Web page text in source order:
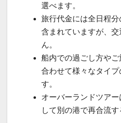
選べます。
旅行代金には全日程
含まれていますが、
ん。
船内での過ごし方や
合わせて様々なタイプ
す。
オーバーランドツア
して別の港で再合流す